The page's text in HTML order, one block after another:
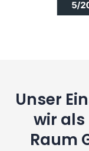
Unser
wir
Raum